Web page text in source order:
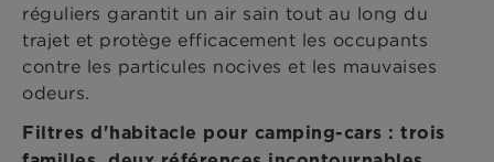
réguliers garantit un air sain tout au long du
trajet et protège efficacement les occupants
contre les particules nocives et les mauvaises
odeurs.
Filtres d'habitacle pour camping-cars : trois